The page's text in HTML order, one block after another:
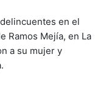
en el
Ramos Mejía, en La
a su mujer y